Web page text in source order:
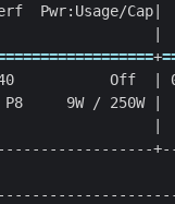
Pwr:Usage/Cap
+
Off
9W / 250W